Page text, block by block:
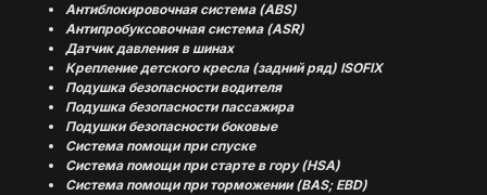
Антиблокировочная система (ABS)
Антипробуксовочная система (ASR)
Датчик давления в шинах
Крепление детского кресла (задний ряд) ISOFIX
Подушка безопасности водителя
Подушка безопасности пассажира
Подушки безопасности боковые
Система помощи при спуске
Система помощи при старте в гору (HSA)
Система помощи при торможении (BAS; EBD)